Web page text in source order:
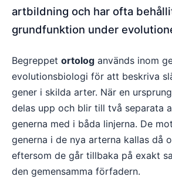
artbildning och har ofta
grundfunktion under
Begreppet ortolog används inom
evolutionsbiologi för att beskriva
gener i skilda arter. När en
delas upp och blir till två separata
generna med i båda linjerna. De
generna i de nya arterna kallas då
eftersom de går tillbaka på exakt
den gemensamma förfadern.